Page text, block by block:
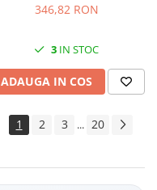
346,82 RON
3 IN STOC
ADAUGA IN COS
1 2 3 ... 20